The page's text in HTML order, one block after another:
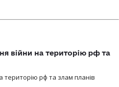
війни на територію рф та
територію рф та злам планів